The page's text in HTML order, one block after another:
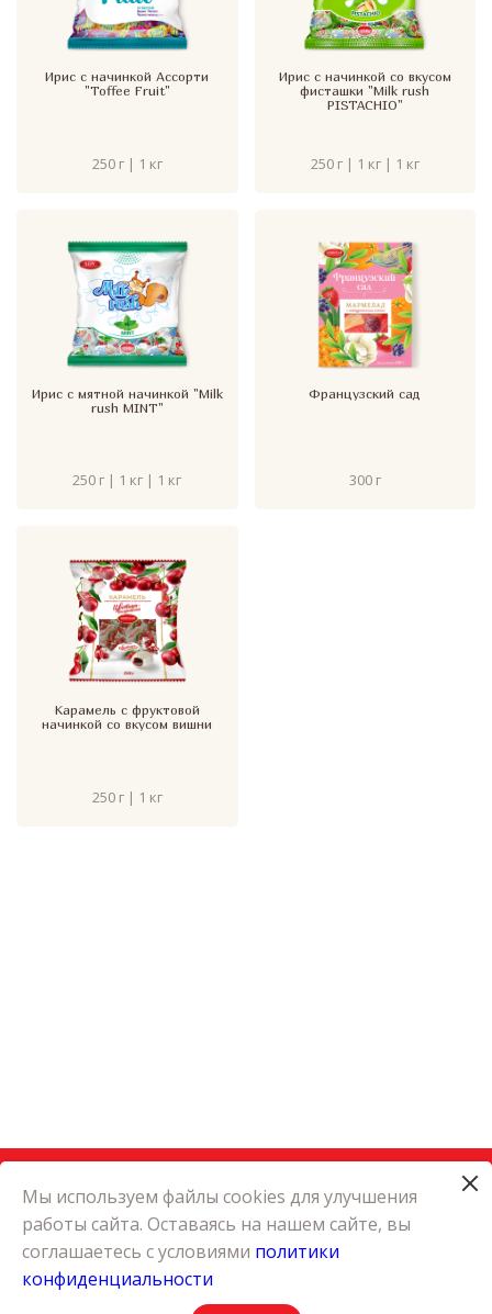
Ирис с начинкой Ассорти
"Toffee Fruit"
250 г | 1 кг
Ирис с начинкой со вкусом
фисташки "Milk rush
PISTACHIO"
250 г | 1 кг | 1 кг
Ирис с мятной начинкой "Milk
rush MINT"
250 г | 1 кг | 1 кг
Французский сад
300 г
Карамель с фруктовой
начинкой со вкусом вишни
250 г | 1 кг
КАТАЛОГ
КАРЬЕРА
О КОМПАНИИ
Мы используем файлы cookies для улучшения
работы сайта. Оставаясь на нашем сайте, вы
соглашаетесь с условиями политики
конфиденциальности